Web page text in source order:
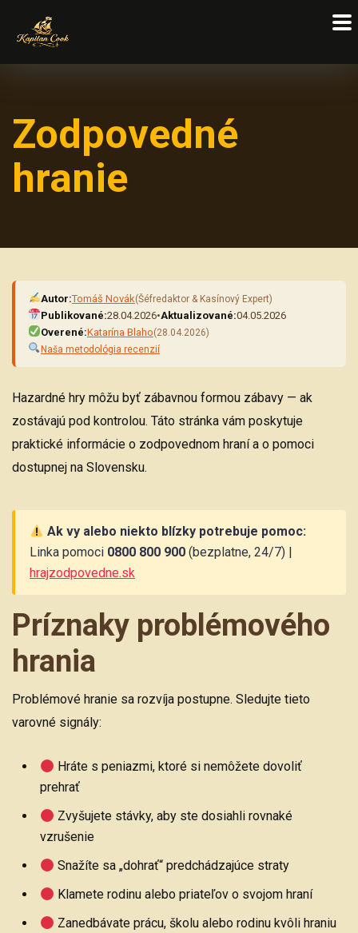
Zodpovedné
hranie
Autor:Tomáš Novák(Šéfredaktor & Kasínový Expert)
Publikované:28.04.2026•Aktualizované:04.05.2026
Overené:Katarína Blaho(28.04.2026)
Naša metodológia recenzií
Hazardné hry môžu byť zábavnou formou zábavy — ak
zostávajú pod kontrolou. Táto stránka vám poskytuje
praktické informácie o zodpovednom hraní a o pomoci
dostupnej na Slovensku.
Ak vy alebo niekto blízky potrebuje pomoc:
Linka pomoci 0800 800 900 (bezplatne, 24/7) |
hrajzodpovedne.sk
Príznaky problémového
hrania
Problémové hranie sa rozvíja postupne. Sledujte tieto
varovné signály:
Hráte s peniazmi, ktoré si nemôžete dovoliť
prehrať
Zvyšujete stávky, aby ste dosiahli rovnaké
vzrušenie
Snažíte sa „dohrať“ predchádzajúce straty
Klamete rodinu alebo priateľov o svojom hraní
Zanedbávate prácu, školu alebo rodinu kvôli hraniu